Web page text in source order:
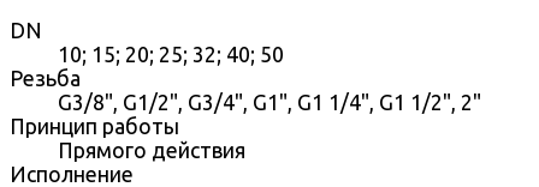
DN
10; 15; 20; 25; 32; 40; 50
Резьба
G3/8", G1/2", G3/4", G1", G1 1/4", G1 1/2", 2"
Принцип работы
Прямого действия
Исполнение